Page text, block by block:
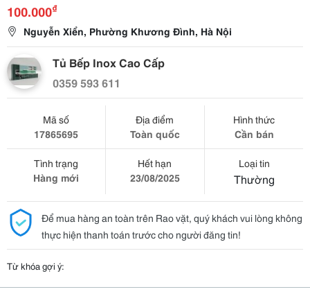
100.000₫
Nguyễn Xiển, Phường Khương Đình, Hà Nội
Tủ Bếp Inox Cao Cấp
0359 593 611
Mã số
17865695
Địa điểm
Toàn quốc
Hình thức
Cần bán
Tình trạng
Hàng mới
Hết hạn
23/08/2025
Loại tin
Thường
Để mua hàng an toàn trên Rao vặt, quý khách vui lòng không
thực hiện thanh toán trước cho người đăng tin!
Từ khóa gợi ý: